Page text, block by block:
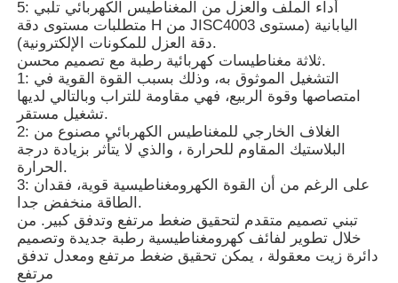
مضخة باركر الهيدروليكية
مضخة هيدروليكية فيكرز
صمام ريكسروث الهيدروليكي
ملحقات مرشح ريكسروث
5: أداء الملف والعزل من المغناطيس الكهربائي تلبي
متطلبات مستوى دقة H من JISC4003 اليابانية (مستوى
دقة العزل للمكونات الإلكترونية).
ثلاثة مغناطيسات كهربائية رطبة مع تصميم محسن.
1: التشغيل الموثوق به، وذلك بسبب القوة القوية في
امتصاصها وقوة الربيع، فهي مقاومة للتراب وبالتالي لديها
تشغيل مستقر.
2: الغلاف الخارجي للمغناطيس الكهربائي مصنوع من
البلاستيك المقاوم للحرارة ، والذي لا يتأثر بزيادة درجة
الحرارة.
3: على الرغم من أن القوة الكهرومغناطيسية قوية، فقدان
الطاقة منخفض جدا.
تبني تصميم متقدم لتحقيق ضغط مرتفع وتدفق كبير. من
خلال تطوير لفائف كهرومغناطيسية رطبة جديدة وتصميم
دائرة زيت معقولة ، يمكن تحقيق ضغط مرتفع ومعدل تدفق
مرتفع